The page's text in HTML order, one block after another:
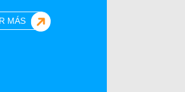
MÁS